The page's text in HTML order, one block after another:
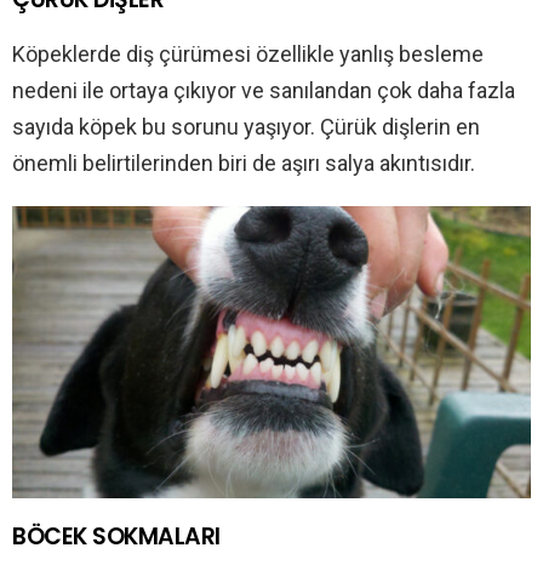
Köpeklerde diş çürümesi özellikle yanlış besleme
nedeni ile ortaya çıkıyor ve sanılandan çok daha fazla
sayıda köpek bu sorunu yaşıyor. Çürük dişlerin en
önemli belirtilerinden biri de aşırı salya akıntısıdır.
BÖCEK SOKMALARI